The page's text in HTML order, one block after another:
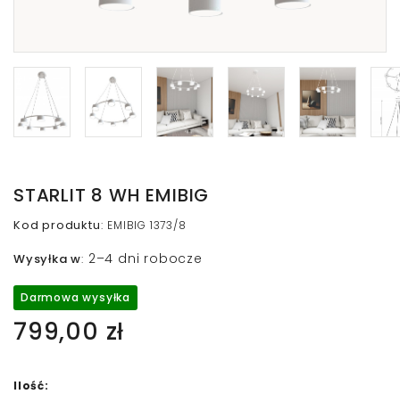
STARLIT 8 WH EMIBIG
Kod produktu: EMIBIG 1373/8
Wysyłka w: 2–4 dni robocze
Darmowa wysyłka
799,00 zł
Ilość: